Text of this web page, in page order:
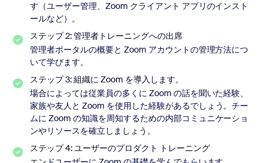
す（ユーザー管理、Zoom クライアント アプリのインスト
ールなど）。
ステップ 2: 管理者トレーニングへの出席
管理者ポータルの概要と Zoom アカウントの管理方法につ
いて学びます。
ステップ 3: 組織に Zoom を導入します。
場合によっては従業員の多くに Zoom の話を聞いた経験、
家族や友人と Zoom を使用した経験があるでしょう。チー
ムに Zoom の知識を周知するための内部コミュニケーショ
ンやリソースを確立しましょう。
ステップ 4: ユーザーのプロダクト トレーニング